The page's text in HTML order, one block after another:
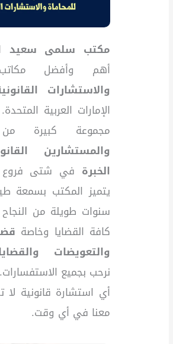
مكتب سلمى سعيد
أهم وأفضل
والاستشارات
الإمارات العربية
مجموعة كبيرة
والمستشارين
الخبرة في شتى فروع
يتميز المكتب بسمعة
سنوات طويلة من
كافة القضايا وخاصة
والتعويضات
نرحب بجميع
أي استشارة قانونية لا
معنا في أي وقت.